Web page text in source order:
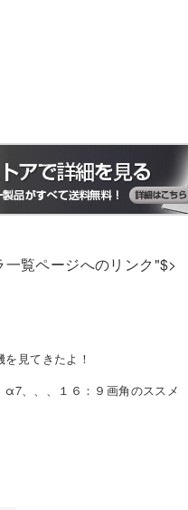
覧ページへのリンク"$>
見てきたよ！
α7、、、１６：９画角のスス